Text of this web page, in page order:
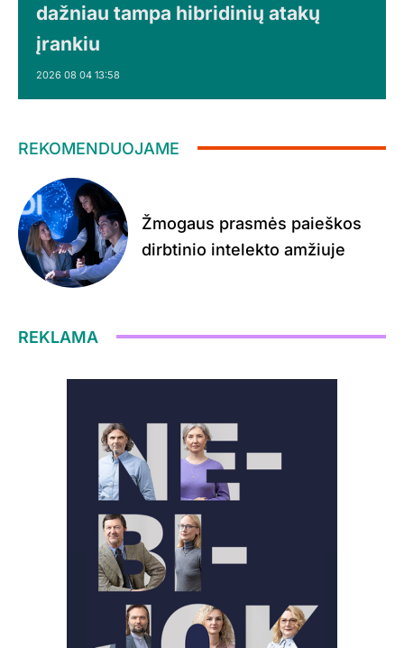
dažniau tampa hibridinių atakų
įrankiu
2026 08 04 13:58
REKOMENDUOJAME
Žmogaus prasmės paieškos
dirbtinio intelekto amžiuje
REKLAMA